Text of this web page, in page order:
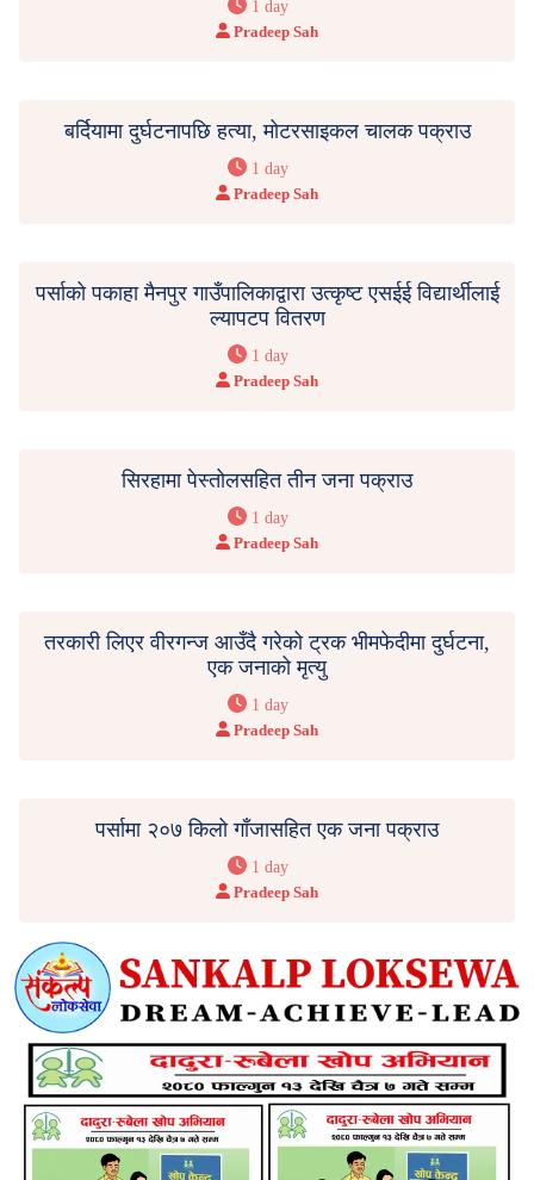
1 day
Pradeep Sah
बर्दियामा दुर्घटनापछि हत्या, मोटरसाइकल चालक पक्राउ
1 day
Pradeep Sah
पर्साको पकाहा मैनपुर गाउँपालिकाद्वारा उत्कृष्ट एसईई विद्यार्थीलाई
ल्यापटप वितरण
1 day
Pradeep Sah
सिरहामा पेस्तोलसहित तीन जना पक्राउ
1 day
Pradeep Sah
तरकारी लिएर वीरगन्ज आउँदै गरेको ट्रक भीमफेदीमा दुर्घटना,
एक जनाको मृत्यु
1 day
Pradeep Sah
पर्सामा २०७ किलो गाँजासहित एक जना पक्राउ
1 day
Pradeep Sah